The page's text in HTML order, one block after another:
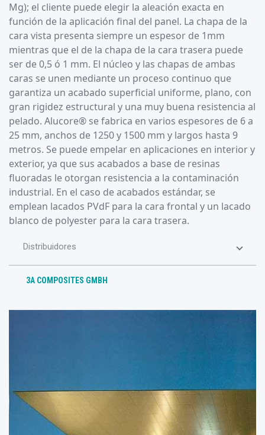
Mg); el cliente puede elegir la aleación exacta en
función de la aplicación final del panel. La chapa de la
cara vista presenta siempre un espesor de 1mm
mientras que el de la chapa de la cara trasera puede
ser de 0,5 ó 1 mm. El núcleo y las chapas de ambas
caras se unen mediante un proceso continuo que
garantiza un acabado superficial uniforme, plano, con
gran rigidez estructural y una muy buena resistencia al
pelado. Alucore® se fabrica en varios espesores de 6 a
25 mm, anchos de 1250 y 1500 mm y largos hasta 9
metros. Se puede empelar en aplicaciones en interior y
exterior, ya que sus acabados a base de resinas
fluoradas le otorgan resistencia a la contaminación
industrial. En el caso de acabados estándar, se
emplean lacados PVdF para la cara frontal y un lacado
blanco de polyester para la cara trasera.
Distribuidores
3A COMPOSITES GMBH